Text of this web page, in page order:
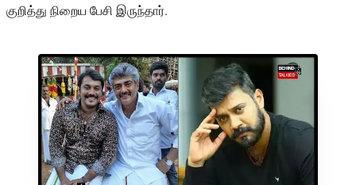
குறித்து நிறைய பேசி இருந்தார்.